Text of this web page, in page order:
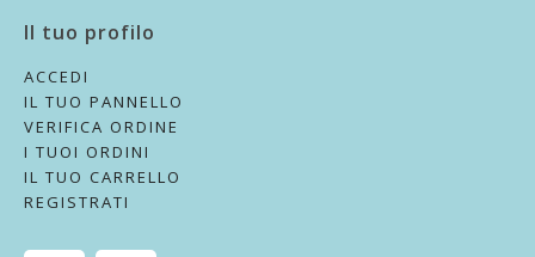
Il tuo profilo
ACCEDI
IL TUO PANNELLO
VERIFICA ORDINE
I TUOI ORDINI
IL TUO CARRELLO
REGISTRATI